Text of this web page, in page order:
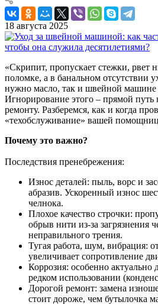
18 августа 2025
«Скрипит, пропускает стежки, рвет
поломке, а в банальном отсутствии
нужно масло, так и швейной машине
Игнорирование этого – прямой путь
ремонту. Разберемся, как и когда
«техобслуживание» вашей
Почему это важно?
Последствия пренебрежения:
Износ деталей: пыль, ворс и
абразив. Ускоренный износ
челнока.
Плохое качество строчки:
обрыв нити из-за загрязнения
неправильного трения.
Тугая работа, шум, вибрация:
увеличивает сопротивление
Коррозия: особенно
редком использовании
Дорогой ремонт: замена
стоит дороже, чем бутылочка